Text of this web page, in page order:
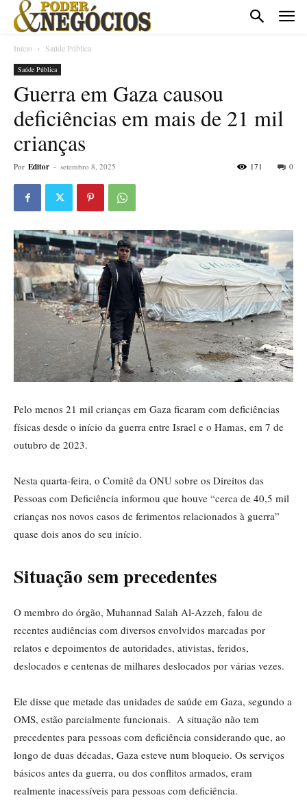
Início Saúde Pública
Saúde Pública
Guerra em Gaza causou
deficiências em mais de 21 mil
crianças
Por Editor - setembro 8, 2025 0
171
Pelo menos 21 mil crianças em Gaza ficaram com deficiências
físicas desde o início da guerra entre Israel e o Hamas, em 7 de
outubro de 2023.
Nesta quarta-feira, o Comitê da ONU sobre os Direitos das
Pessoas com Deficiência informou que houve “cerca de 40,5 mil
crianças nos novos casos de ferimentos relacionados à guerra”
quase dois anos do seu início.
Situação sem precedentes
O membro do órgão, Muhannad Salah Al-Azzeh, falou de
recentes audiências com diversos envolvidos marcadas por
relatos e depoimentos de autoridades, ativistas, feridos,
deslocados e centenas de milhares deslocados por várias vezes.
Ele disse que metade das unidades de saúde em Gaza, segundo a
OMS, estão parcialmente funcionais. A situação não tem
precedentes para pessoas com deficiência considerando que, ao
longo de duas décadas, Gaza esteve num bloqueio. Os serviços
básicos antes da guerra, ou dos conflitos armados, eram
realmente inacessíveis para pessoas com deficiência.